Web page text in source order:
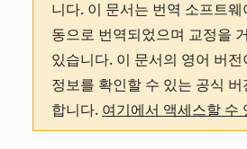
니다. 이 문서는 번역 소프트
동으로 번역되었으며 교정을
있습니다. 이 문서의 영어 버전
정보를 확인할 수 있는 공식
합니다. 여기에서 액세스할 수